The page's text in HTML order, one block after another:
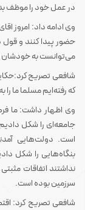
در عمل خود را موظف
وی ادامه داد: امروز
حضور پیدا کنند و
می‌توانست به خودشان
شافعی تصریح
که رفته‌ایم مسلما ما
وی اظهار داشت: ما
جامعه‌ای را شکل
است. دولت‌هایی
بنگاه‌هایی را شکل
نداشتند اتفاقات
سرزمین بوده است.
شافعی تصریح کرد: